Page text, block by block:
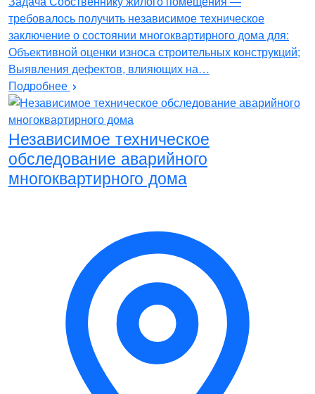
требовалось получить независимое техническое
заключение о состоянии многоквартирного дома для:
Объективной оценки износа строительных конструкций;
Выявления дефектов, влияющих на…
Подробнее
Независимое техническое
обследование аварийного
многоквартирного дома